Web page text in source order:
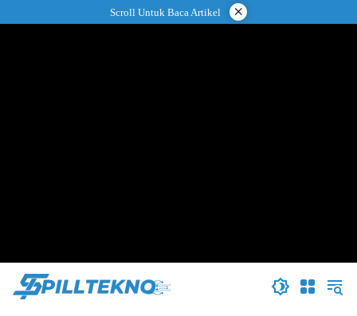
ke
Scroll Untuk Baca Artikel ×